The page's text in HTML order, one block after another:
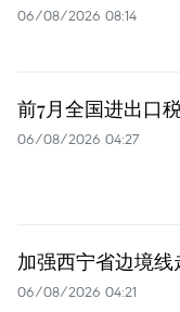
06/08/2026 08:14
前7月全国进出口
06/08/2026 04:27
加强西宁省边境
06/08/2026 04:21